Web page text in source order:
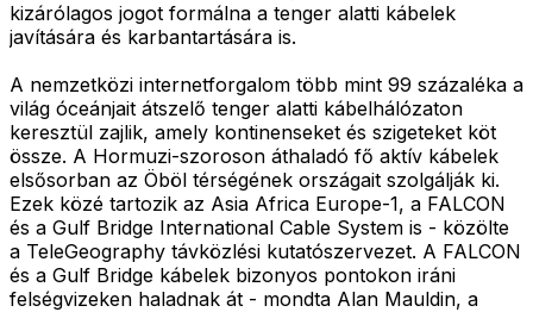
kizárólagos jogot formálna a tenger alatti kábelek
javítására és karbantartására is.
A nemzetközi internetforgalom több mint 99 százaléka a
világ óceánjait átszelő tenger alatti kábelhálózaton
keresztül zajlik, amely kontinenseket és szigeteket köt
össze. A Hormuzi-szoroson áthaladó fő aktív kábelek
elsősorban az Öböl térségének országait szolgálják ki.
Ezek közé tartozik az Asia Africa Europe-1, a FALCON
és a Gulf Bridge International Cable System is - közölte
a TeleGeography távközlési kutatószervezet. A FALCON
és a Gulf Bridge kábelek bizonyos pontokon iráni
felségvizeken haladnak át - mondta Alan Mauldin, a